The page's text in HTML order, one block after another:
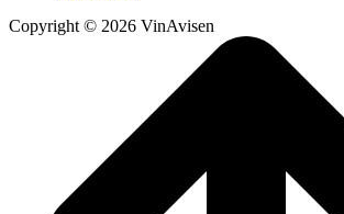
Copyright © 2026 VinAvisen